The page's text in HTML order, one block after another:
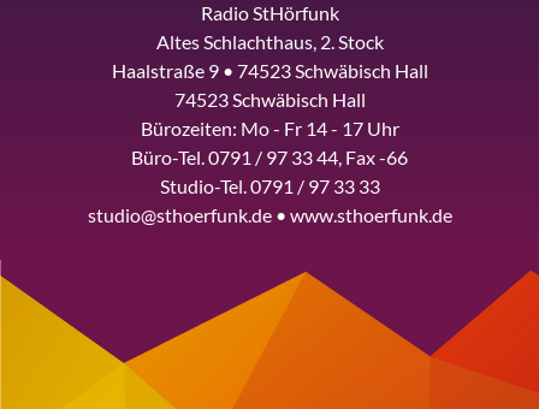
Radio StHörfunk
Altes Schlachthaus, 2. Stock
Haalstraße 9 • 74523 Schwäbisch Hall
74523 Schwäbisch Hall
Bürozeiten: Mo - Fr 14 - 17 Uhr
Büro-Tel. 0791 / 97 33 44, Fax -66
Studio-Tel. 0791 / 97 33 33
studio@sthoerfunk.de • www.sthoerfunk.de